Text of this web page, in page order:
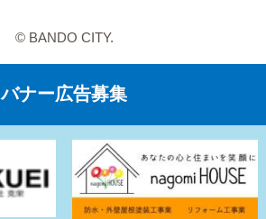
© BANDO CITY.
バナー広告募集